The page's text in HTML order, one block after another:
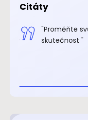
Citáty
"Proměňte
skutečnost "